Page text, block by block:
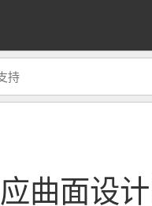
曲面设计